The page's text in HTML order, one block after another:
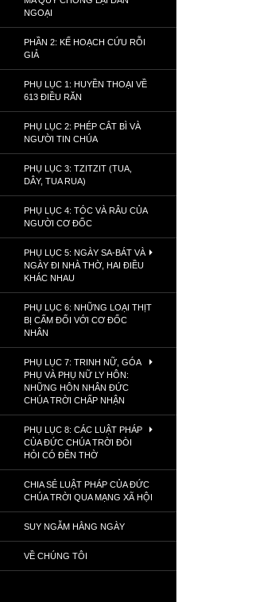
NGOẠI
PHẦN 2: KẾ HOẠCH CỨU RỖI
GIẢ
PHỤ LỤC 1: HUYỀN THOẠI VỀ
613 ĐIỀU RĂN
PHỤ LỤC 2: PHÉP CẮT BÌ VÀ
NGƯỜI TIN CHÚA
PHỤ LỤC 3: TZITZIT (TUA,
DÂY, TUA RUA)
PHỤ LỤC 4: TÓC VÀ RÂU CỦA
NGƯỜI CƠ ĐỐC
PHỤ LỤC 5: NGÀY SA-BÁT VÀ
NGÀY ĐI NHÀ THỜ, HAI ĐIỀU
KHÁC NHAU
PHỤ LỤC 6: NHỮNG LOẠI THỊT
BỊ CẤM ĐỐI VỚI CƠ ĐỐC
NHÂN
PHỤ LỤC 7: TRINH NỮ, GÓA
PHỤ VÀ PHỤ NỮ LY HÔN:
NHỮNG HÔN NHÂN ĐỨC
CHÚA TRỜI CHẤP NHẬN
PHỤ LỤC 8: CÁC LUẬT PHÁP
CỦA ĐỨC CHÚA TRỜI ĐÒI
HỎI CÓ ĐỀN THỜ
CHIA SẺ LUẬT PHÁP CỦA ĐỨC
CHÚA TRỜI QUA MẠNG XÃ HỘI
SUY NGẪM HẰNG NGÀY
VỀ CHÚNG TÔI